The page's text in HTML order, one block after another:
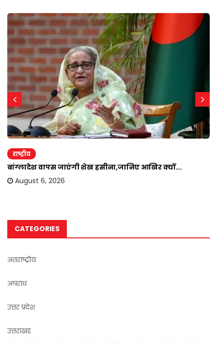
राष्ट्रीय
बांग्लादेश वापस जाएंगी शेख हसीना,जानिए आखिर क्यों...
August 6, 2026
CATEGORIES
अंतराष्ट्रीय
अपराध
उत्तर प्रदेश
उत्तराखंड